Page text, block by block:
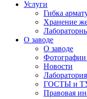
Услуги
Гибка
Хранение
О заводе
О заводе
Фотографии
Новости
Лаборатория
ГОСТЫ и
Правовая